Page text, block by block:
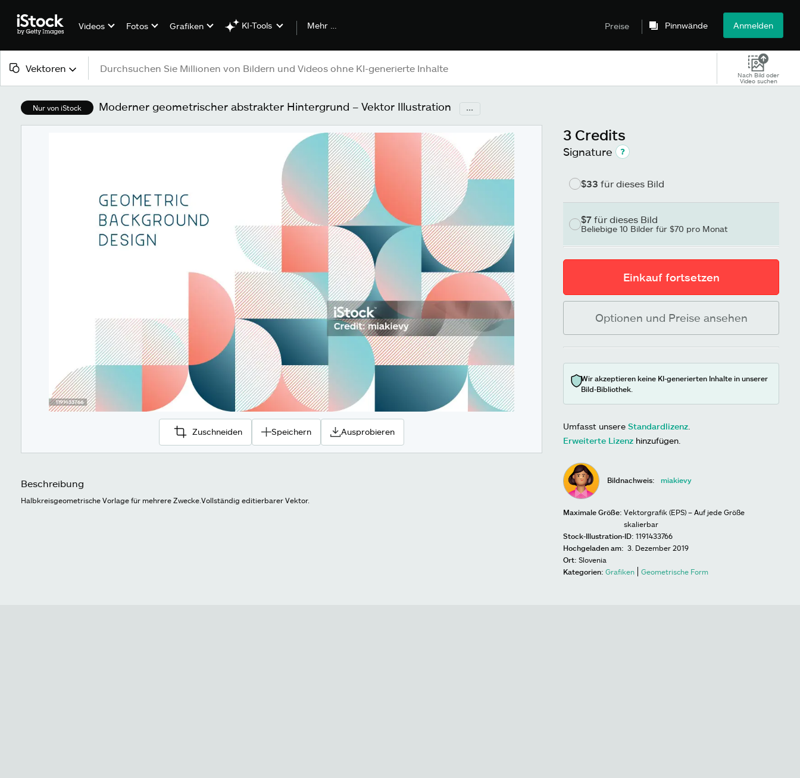
Videos Fotos Grafiken KI-Tools Mehr … Preise Pinnwände Anmelden
Vektoren
Alle Inhalte
Bilder
Nach Bild oder
Video suchen
Nur von iStock Moderner geometrischer abstrakter Hintergrund – Vektor Illustration ...
Zuschneiden Speichern Ausprobieren
Beschreibung
Halbkreisgeometrische Vorlage für mehrere Zwecke.Vollständig editierbarer Vektor.
3 Credits
Signature
$33 für dieses Bild
$7 für dieses Bild
Beliebige 10 Bilder für $70 pro Monat
Einkauf fortsetzen
Optionen und Preise ansehen
Wir akzeptieren keine KI-generierten Inhalte in unserer
Bild-Bibliothek.
Umfasst unsere Standardlizenz
Erweiterte Lizenz hinzufügen.
Bildnachweis: miakievy
Maximale Größe: Vektorgrafik (EPS) – Auf jede Größe
skalierbar
Stock-Illustration-ID: 1191433766
Hochgeladen am: 3. Dezember 2019
Ort: Slovenia
Kategorien: Grafiken Geometrische Form